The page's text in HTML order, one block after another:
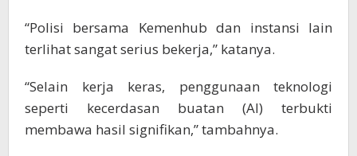
“Polisi bersama Kemenhub dan instansi lain
terlihat sangat serius bekerja,” katanya.
“Selain kerja keras, penggunaan teknologi
seperti kecerdasan buatan (AI) terbukti
membawa hasil signifikan,” tambahnya.